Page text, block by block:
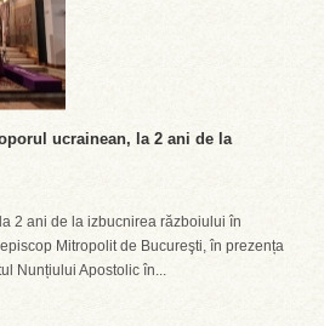
ucrainean, la 2 ani de la
2 ani de la izbucnirea războiului în
Mitropolit de Bucureşti, în prezența
Nunțiului Apostolic în...